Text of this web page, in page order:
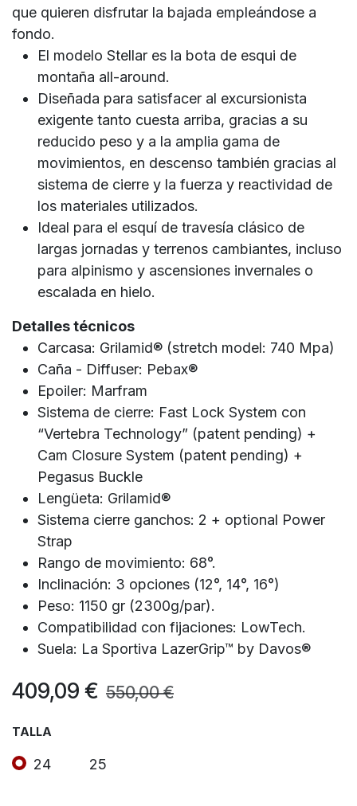
que quieren disfrutar la bajada empleándose a
fondo.
El modelo Stellar es la bota de esqui de
montaña all-around.
Diseñada para satisfacer al excursionista
exigente tanto cuesta arriba, gracias a su
reducido peso y a la amplia gama de
movimientos, en descenso también gracias al
sistema de cierre y la fuerza y reactividad de
los materiales utilizados.
Ideal para el esquí de travesía clásico de
largas jornadas y terrenos cambiantes, incluso
para alpinismo y ascensiones invernales o
escalada en hielo.
Detalles técnicos
Carcasa: Grilamid® (stretch model: 740 Mpa)
Caña - Diffuser: Pebax®
Epoiler: Marfram
Sistema de cierre: Fast Lock System con
“Vertebra Technology” (patent pending) +
Cam Closure System (patent pending) +
Pegasus Buckle
Lengüeta: Grilamid®
Sistema cierre ganchos: 2 + optional Power
Strap
Rango de movimiento: 68°.
Inclinación: 3 opciones (12°, 14°, 16°)
Peso: 1150 gr (2300g/par).
Compatibilidad con fijaciones: LowTech.
Suela: La Sportiva LazerGrip™ by Davos®
409,09 € 550,00€
TALLA
24 25